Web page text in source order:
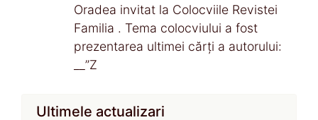
Oradea invitat la Colocviile Revistei
Familia . Tema colocviului a fost
prezentarea ultimei cărți a autorului:
__”Z
Ultimele actualizari